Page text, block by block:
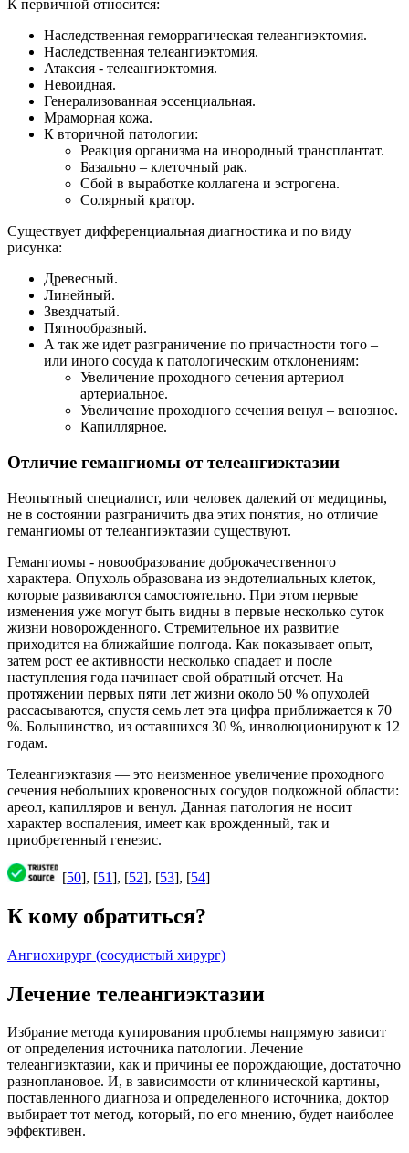
К первичной относится:
Наследственная геморрагическая телеангиэктомия.
Наследственная телеангиэктомия.
Атаксия - телеангиэктомия.
Невоидная.
Генерализованная эссенциальная.
Мраморная кожа.
К вторичной патологии:
Реакция организма на инородный трансплантат.
Базально – клеточный рак.
Сбой в выработке коллагена и эстрогена.
Солярный кратор.
Существует дифференциальная диагностика и по виду
рисунка:
Древесный.
Линейный.
Звездчатый.
Пятнообразный.
А так же идет разграничение по причастности того –
или иного сосуда к патологическим отклонениям:
Увеличение проходного сечения артериол –
артериальное.
Увеличение проходного сечения венул – венозное.
Капиллярное.
Отличие гемангиомы от телеангиэктазии
Неопытный специалист, или человек далекий от медицины,
не в состоянии разграничить два этих понятия, но отличие
гемангиомы от телеангиэктазии существуют.
Гемангиомы - новообразование доброкачественного
характера. Опухоль образована из эндотелиальных клеток,
которые развиваются самостоятельно. При этом первые
изменения уже могут быть видны в первые несколько суток
жизни новорожденного. Стремительное их развитие
приходится на ближайшие полгода. Как показывает опыт,
затем рост ее активности несколько спадает и после
наступления года начинает свой обратный отсчет. На
протяжении первых пяти лет жизни около 50 % опухолей
рассасываются, спустя семь лет эта цифра приближается к 70
%. Большинство, из оставшихся 30 %, инволюционируют к 12
годам.
Телеангиэктазия — это неизменное увеличение проходного
сечения небольших кровеносных сосудов подкожной области:
ареол, капилляров и венул. Данная патология не носит
характер воспаления, имеет как врожденный, так и
приобретенный генезис.
[50], [51], [52], [53], [54]
К кому обратиться?
Ангиохирург (сосудистый хирург)
Лечение телеангиэктазии
Избрание метода купирования проблемы напрямую зависит
от определения источника патологии. Лечение
телеангиэктазии, как и причины ее порождающие, достаточно
разноплановое. И, в зависимости от клинической картины,
поставленного диагноза и определенного источника, доктор
выбирает тот метод, который, по его мнению, будет наиболее
эффективен.